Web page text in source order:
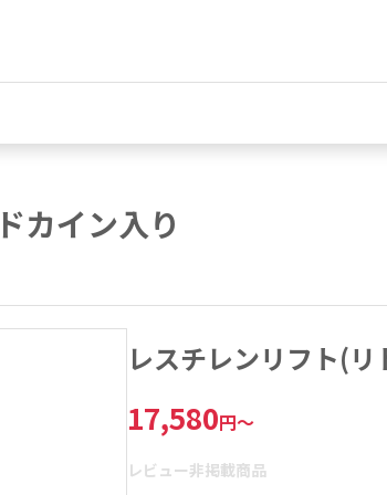
カイン入り
レスチレンリフト(
17,580円～
レビュー非掲載商品